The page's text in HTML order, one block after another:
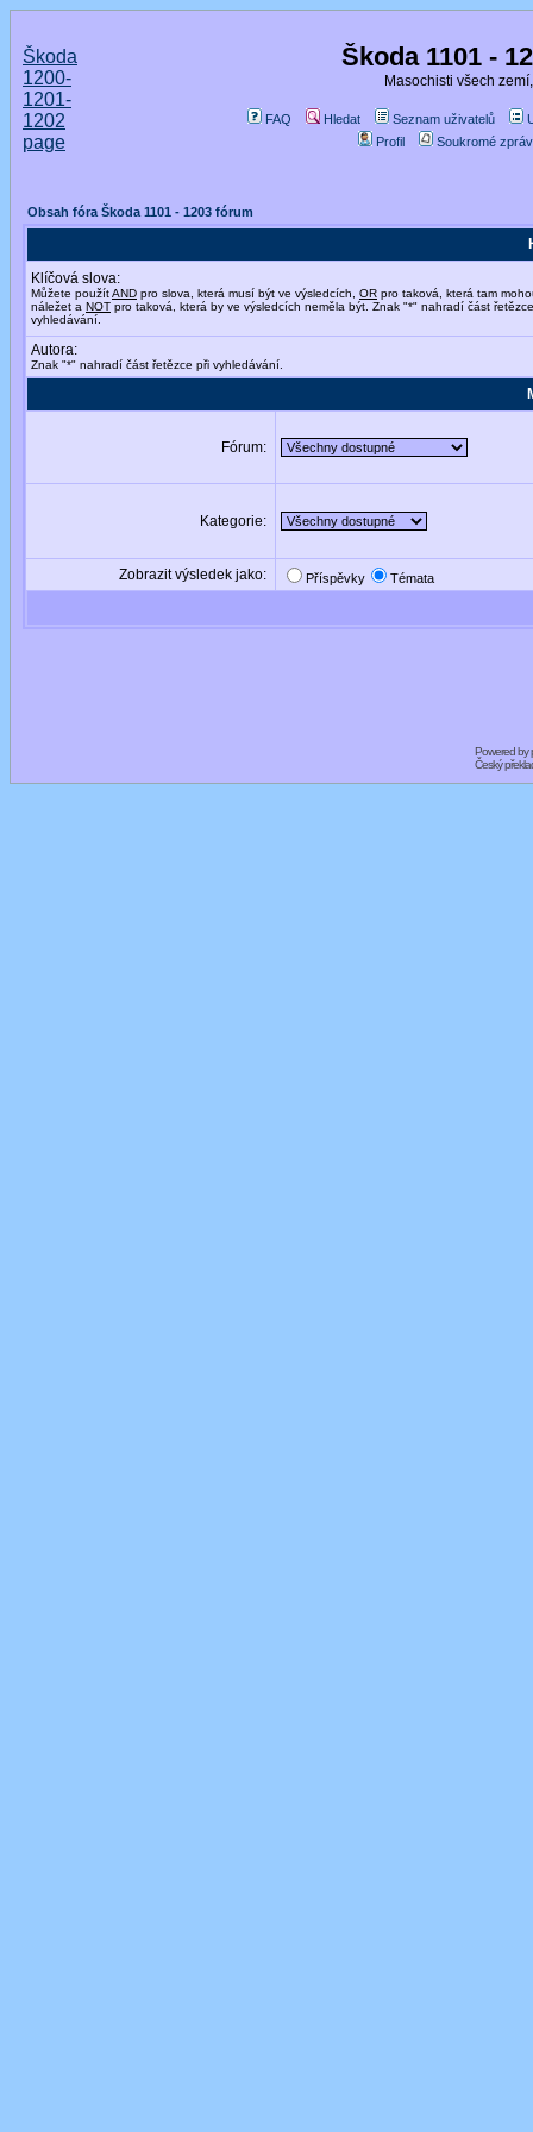
Škoda
1200-
1201-
1202
page
Škoda 1101 -
Masochisti všech
FAQ Hledat Seznam uživatelů
Profil
Soukromé
Obsah fóra Škoda 1101 - 1203 fórum
Klíčová slova:
Můžete použítAND pro slova, která musí být ve výsledcích, OR pro taková, která tam
náležet a NOT pro taková, která by ve výsledcích neměla být. Znak "*" nahradí část
vyhledávání.
Autora:
Znak "*" nahradí část řetězce při vyhledávání.
Fórum:
Kategorie:
Zobrazit výsledek jako: Příspěvky Témata
Powered by
Český